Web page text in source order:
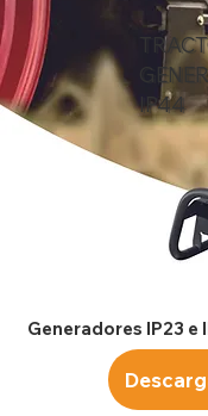
IP44
Generadores IP23